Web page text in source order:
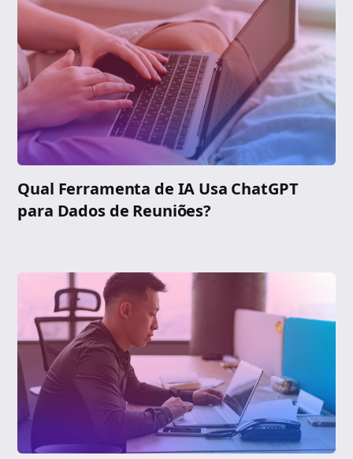
Qual Ferramenta de IA Usa ChatGPT
para Dados de Reuniões?